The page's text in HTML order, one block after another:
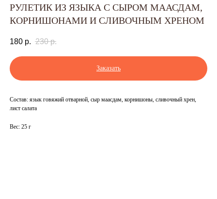
РУЛЕТИК ИЗ ЯЗЫКА С СЫРОМ МААСДАМ,
КОРНИШОНАМИ И СЛИВОЧНЫМ ХРЕНОМ
180 р. 230 р.
Заказать
Состав: язык говяжий отварной, сыр маасдам, корнишоны, сливочный хрен,
лист салата
Вес: 25 г